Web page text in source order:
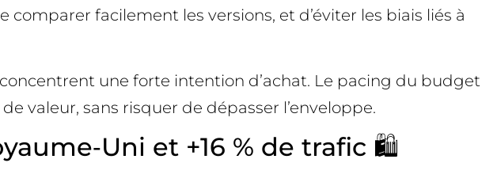
comparer facilement les versions, et d’éviter les biais liés à
une forte intention d’achat. Le pacing du budget
valeur, sans risquer de dépasser l’enveloppe.
et +16 % de trafic 🛍️